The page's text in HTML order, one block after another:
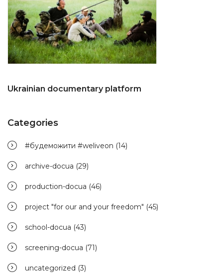
Ukrainian documentary platform
Categories
#будеможити #weliveon (14)
archive-docua (29)
production-docua (46)
project "for our and your freedom" (45)
school-docua (43)
screening-docua (71)
uncategorized (3)